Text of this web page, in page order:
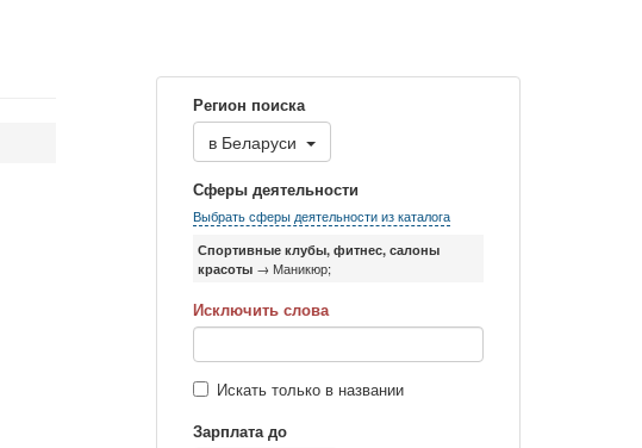
Регион поиска
в Беларуси
Сферы деятельности
Выбрать сферы деятельности из каталога
Спортивные клубы, фитнес, салоны
красоты → Маникюр;
Исключить слова
Искать только в названии
Зарплата до